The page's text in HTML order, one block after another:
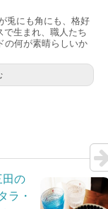
兎にも角にも、格好
で生まれ、職人たち
の何が素晴らしいか
の
ラ・